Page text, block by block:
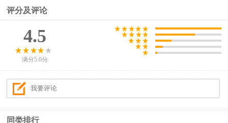
评分及评论
4.5
满分5.0分
同类排行